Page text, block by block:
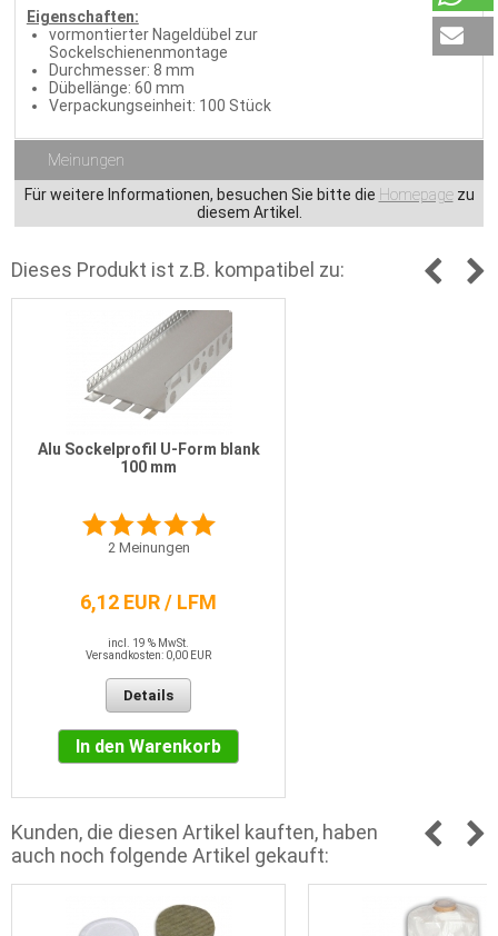
Eigenschaften:
vormontierter Nageldübel zur
Sockelschienenmontage
Durchmesser: 8 mm
Dübellänge: 60 mm
Verpackungseinheit: 100 Stück
Meinungen
Für weitere Informationen, besuchen Sie bitte die Homepagezu
diesem Artikel.
Dieses Produkt ist z.B. kompatibel zu:
Alu Sockelprofil U-Form blank
100 mm
2Meinungen
6,12 EUR / LFM
incl. 19 % MwSt.
Versandkosten: 0,00 EUR
Details
In den Warenkorb
Kunden, die diesen Artikel kauften, haben
auch noch folgende Artikel gekauft: